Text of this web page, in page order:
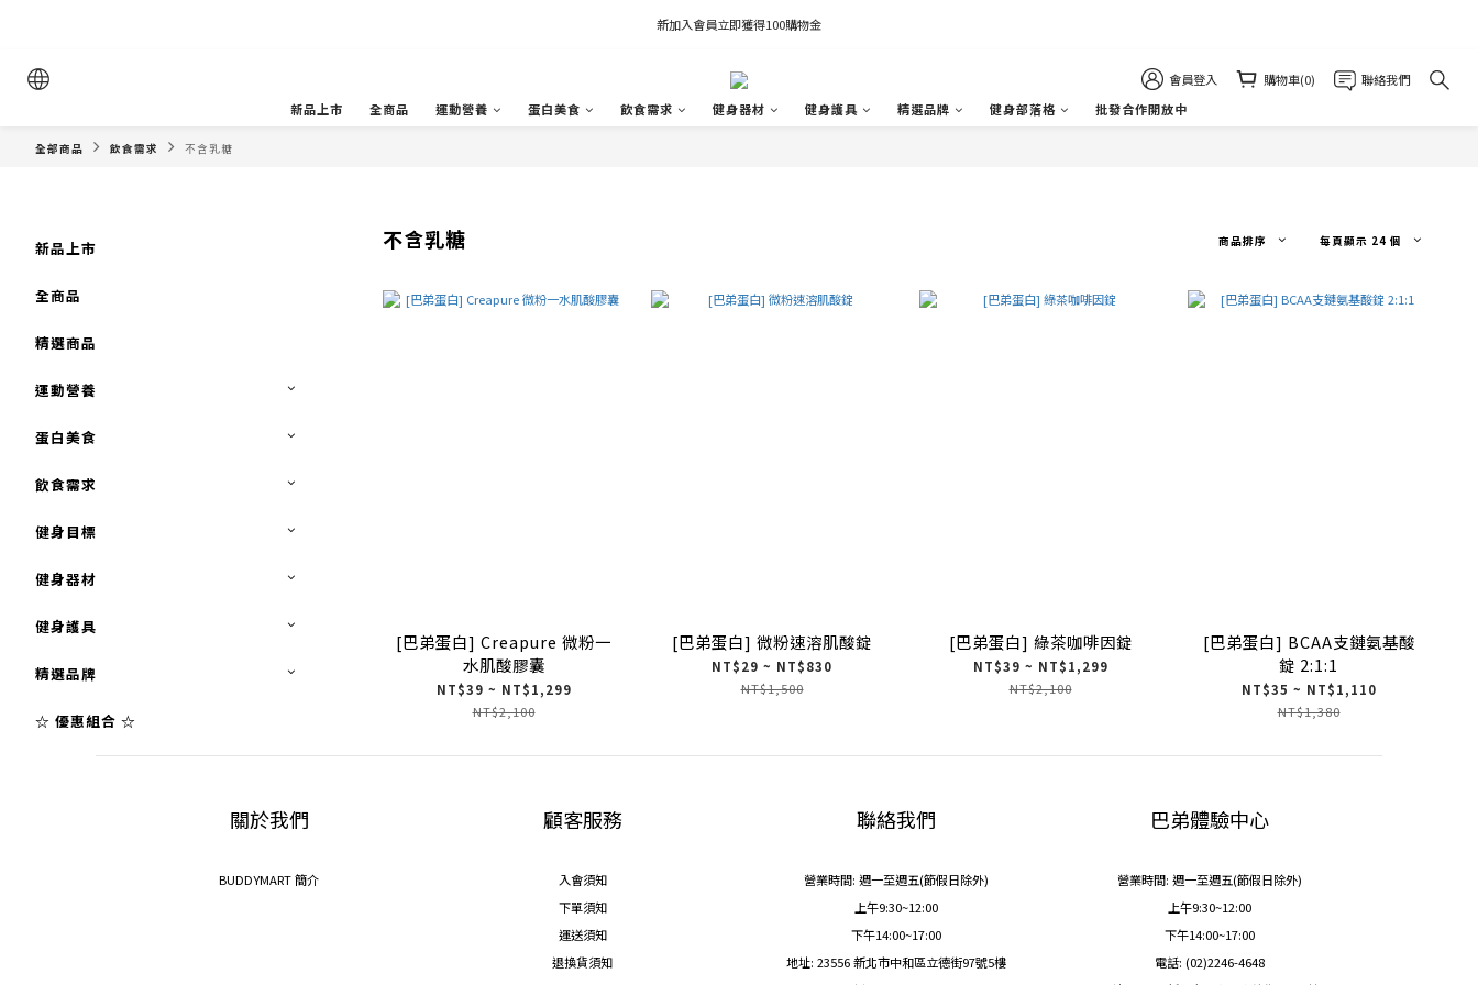
凡推薦新客加入會員，推薦人享有獎勵購物金80元；新客享有新客購物金50元。
新加入會員立即獲得100購物金
凡推薦新客加入會員，推薦人享有獎勵購物金80元；新客享有新客購物金50元。 會員登入 購物車(0)
聯絡我們
新品上市
全商品 運動營養 蛋白美食 飲食需求 健身器材 健身護具 精選品牌 健身部落格 批發合作開放中
全部商品 飲食需求 不含乳糖
新品上市
全商品
精選商品
運動營養
蛋白美食
飲食需求
健身目標
健身器材
健身護具
精選品牌
☆ 優惠組合 ☆
不含乳糖 商品排序 每頁顯示 24 個
[巴弟蛋白] Creapure 微粉一
水肌酸膠囊
NT$39 ~ NT$1,299
NT$2,100
[巴弟蛋白] 微粉速溶肌酸錠
NT$29 ~ NT$830
NT$1,500
[巴弟蛋白] 綠茶咖啡因錠
NT$39 ~ NT$1,299
NT$2,100
[巴弟蛋白] BCAA支鏈氨基酸
錠 2:1:1
NT$35 ~ NT$1,110
NT$1,380
關於我們
BUDDYMART 簡介
顧客服務
入會須知
下單須知
運送須知
退換貨須知
聯絡我們
營業時間: 週一至週五(節假日除外)
上午9:30~12:00
下午14:00~17:00
地址: 23556 新北市中和區立德街97號5樓
巴弟體驗中心
營業時間: 週一至週五(節假日除外)
上午9:30~12:00
下午14:00~17:00
電話: (02)2246-4648